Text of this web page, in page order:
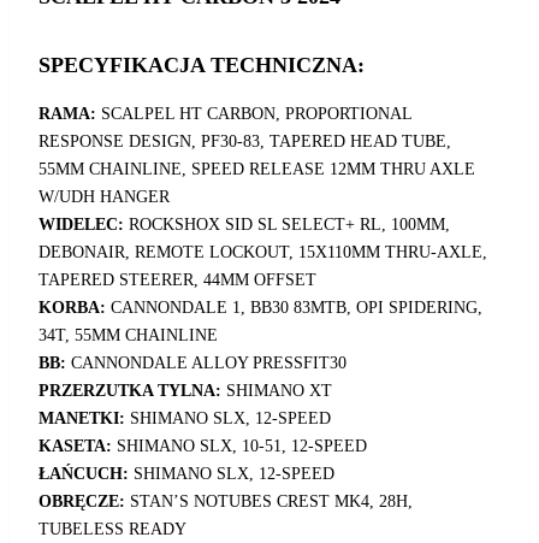
SPECYFIKACJA TECHNICZNA:
RAMA: SCALPEL HT CARBON, PROPORTIONAL
RESPONSE DESIGN, PF30-83, TAPERED HEAD TUBE,
55MM CHAINLINE, SPEED RELEASE 12MM THRU AXLE
W/UDH HANGER
WIDELEC: ROCKSHOX SID SL SELECT+ RL, 100MM,
DEBONAIR, REMOTE LOCKOUT, 15X110MM THRU-AXLE,
TAPERED STEERER, 44MM OFFSET
KORBA: CANNONDALE 1, BB30 83MTB, OPI SPIDERING,
34T, 55MM CHAINLINE
BB: CANNONDALE ALLOY PRESSFIT30
PRZERZUTKA TYLNA: SHIMANO XT
MANETKI: SHIMANO SLX, 12-SPEED
KASETA: SHIMANO SLX, 10-51, 12-SPEED
ŁAŃCUCH: SHIMANO SLX, 12-SPEED
OBRĘCZE: STAN’S NOTUBES CREST MK4, 28H,
TUBELESS READY